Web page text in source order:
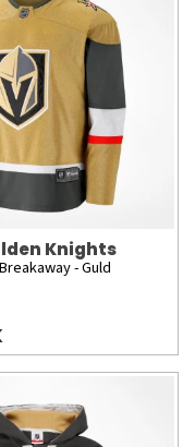
Knights
- Guld